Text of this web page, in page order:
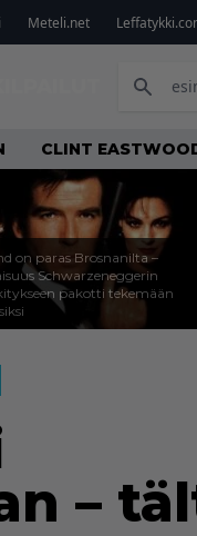
Meteli.net
CLINT
on paras Brosnanilta –
Schwarzeneggerin
pakotti tekemään
–